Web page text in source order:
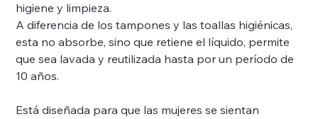
higiene y limpieza.
A diferencia de los tampones y las toallas higiénicas,
esta no absorbe, sino que retiene el líquido, permite
que sea lavada y reutilizada hasta por un período de
10 años.
Está diseñada para que las mujeres se sientan